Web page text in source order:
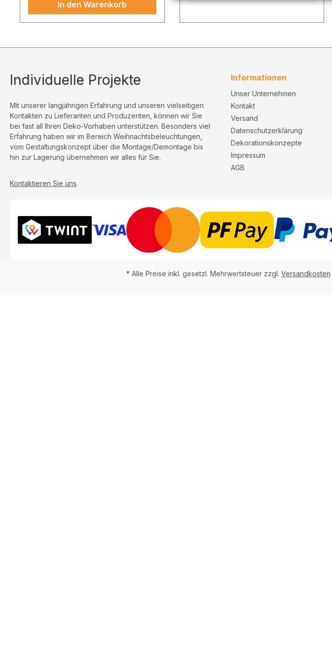
In den Warenkorb
Individuelle Projekte
Mit unserer langjährigen Erfahrung und unseren vielseitigen
Kontakten zu Lieferanten und Produzenten, können wir Sie
bei fast all Ihren Deko-Vorhaben unterstützen. Besonders viel
Erfahrung haben wir im Bereich Weihnachtsbeleuchtungen,
vom Gestaltungskonzept über die Montage/Demontage bis
hin zur Lagerung übernehmen wir alles für Sie.
Kontaktieren Sie uns.
Informationen
Unser Unternehmen
Kontakt
Versand
Datenschutzerklärung
Dekorationskonzepte
Impressum
AGB
* Alle Preise inkl. gesetzl. Mehrwertsteuer zzgl. Versandkosten